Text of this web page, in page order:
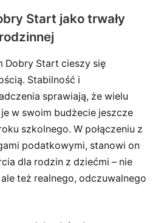
Start jako trwały
Dobry Start cieszy się
Stabilność i
sprawiają, że wielu
w swoim budżecie jeszcze
szkolnego. W połączeniu z
podatkowymi, stanowi on
dla rodzin z dziećmi – nie
też realnego, odczuwalnego